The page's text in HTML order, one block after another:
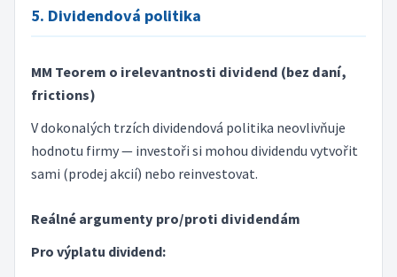
5. Dividendová politika
MM Teorem o irelevantnosti dividend (bez daní,
frictions)
V dokonalých trzích dividendová politika neovlivňuje
hodnotu firmy — investoři si mohou dividendu vytvořit
sami (prodej akcií) nebo reinvestovat.
Reálné argumenty pro/proti dividendám
Pro výplatu dividend: